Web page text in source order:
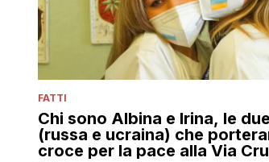
FATTI
Chi sono Albina e Irina, le
(russa e ucraina) che
croce per la pace alla Via